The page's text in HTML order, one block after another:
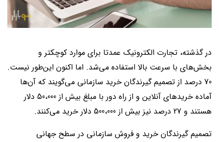
در گذشته، تجارت الکترونیک عمدتا برای موارد کوچکتر و
بخش‌های با سرعت بالا استفاده می‌شد. اما اکنون این‌طور نیست.
70 درصد از تصمیم گیرندگان خرید سازمانی می‌گویند که آن‌ها
آماده خریدهای آنلاین و از راه دور با مبلغ بیش از 50،000 دلار
هستند و 27 درصد نیز بیش از 500،000 دلار خرید می‌کنند.
تصمیم گیرندگان خرید و فروش سازمانی در سطح جهانی